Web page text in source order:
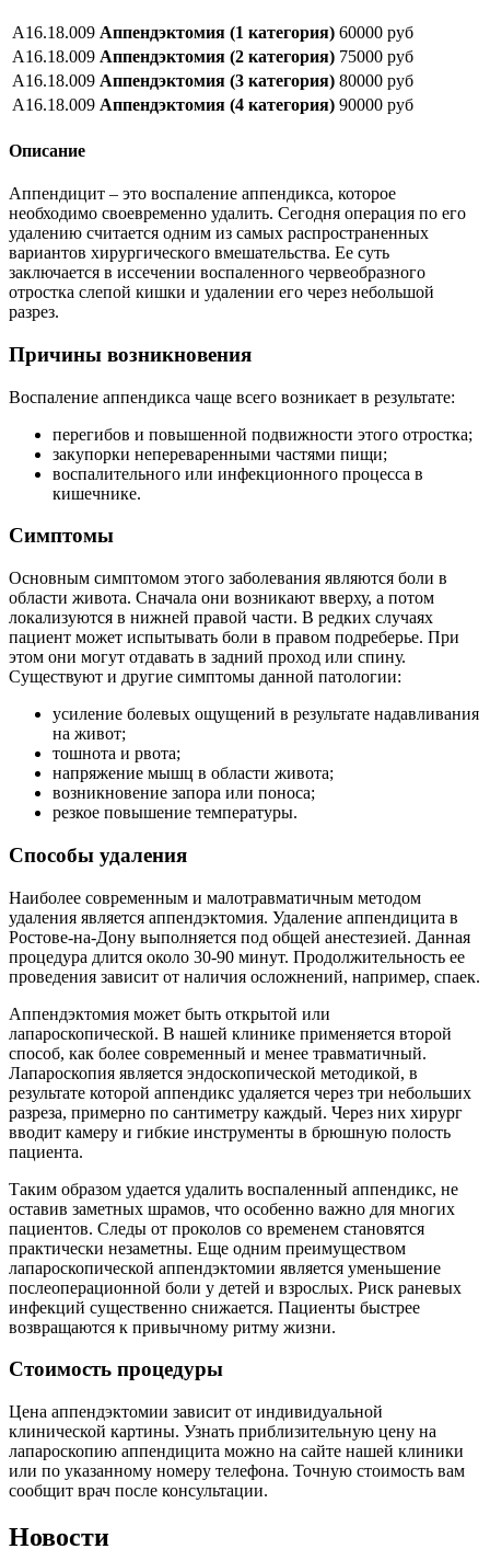
А16.18.009 Аппендэктомия (1 категория) 60000 руб
А16.18.009 Аппендэктомия (2 категория) 75000 руб
А16.18.009 Аппендэктомия (3 категория) 80000 руб
А16.18.009 Аппендэктомия (4 категория) 90000 руб
Описание
Аппендицит – это воспаление аппендикса, которое
необходимо своевременно удалить. Сегодня операция по его
удалению считается одним из самых распространенных
вариантов хирургического вмешательства. Ее суть
заключается в иссечении воспаленного червеобразного
отростка слепой кишки и удалении его через небольшой
разрез.
Причины возникновения
Воспаление аппендикса чаще всего возникает в результате:
перегибов и повышенной подвижности этого отростка;
закупорки непереваренными частями пищи;
воспалительного или инфекционного процесса в
кишечнике.
Симптомы
Основным симптомом этого заболевания являются боли в
области живота. Сначала они возникают вверху, а потом
локализуются в нижней правой части. В редких случаях
пациент может испытывать боли в правом подреберье. При
этом они могут отдавать в задний проход или спину.
Существуют и другие симптомы данной патологии:
усиление болевых ощущений в результате надавливания
на живот;
тошнота и рвота;
напряжение мышц в области живота;
возникновение запора или поноса;
резкое повышение температуры.
Способы удаления
Наиболее современным и малотравматичным методом
удаления является аппендэктомия. Удаление аппендицита в
Ростове-на-Дону выполняется под общей анестезией. Данная
процедура длится около 30-90 минут. Продолжительность ее
проведения зависит от наличия осложнений, например, спаек.
Аппендэктомия может быть открытой или
лапароскопической. В нашей клинике применяется второй
способ, как более современный и менее травматичный.
Лапароскопия является эндоскопической методикой, в
результате которой аппендикс удаляется через три небольших
разреза, примерно по сантиметру каждый. Через них хирург
вводит камеру и гибкие инструменты в брюшную полость
пациента.
Таким образом удается удалить воспаленный аппендикс, не
оставив заметных шрамов, что особенно важно для многих
пациентов. Следы от проколов со временем становятся
практически незаметны. Еще одним преимуществом
лапароскопической аппендэктомии является уменьшение
послеоперационной боли у детей и взрослых. Риск раневых
инфекций существенно снижается. Пациенты быстрее
возвращаются к привычному ритму жизни.
Стоимость процедуры
Цена аппендэктомии зависит от индивидуальной
клинической картины. Узнать приблизительную цену на
лапароскопию аппендицита можно на сайте нашей клиники
или по указанному номеру телефона. Точную стоимость вам
сообщит врач после консультации.
Новости